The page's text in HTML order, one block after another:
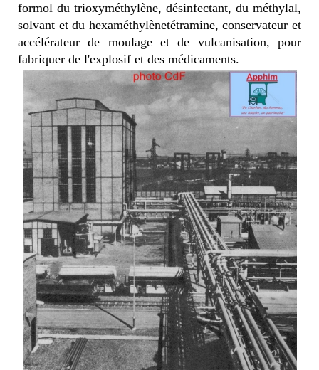
formol du trioxyméthylène, désinfectant, du méthylal,
solvant et du hexaméthylènetétramine, conservateur et
accélérateur de moulage et de vulcanisation, pour
fabriquer de l'explosif et des médicaments.